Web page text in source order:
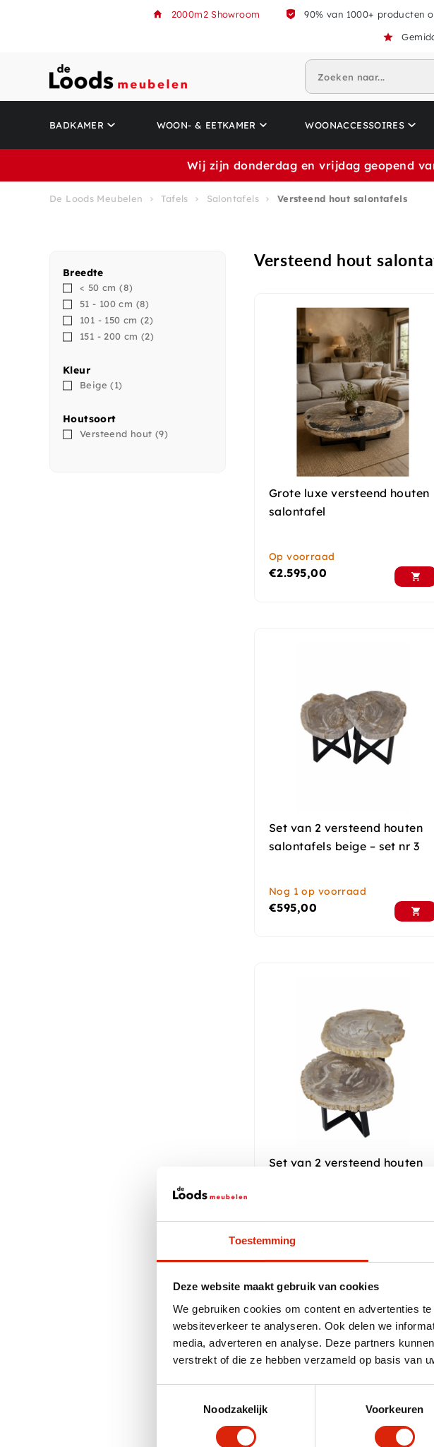
Toestemming
Deze website maakt gebruik van cookies
We gebruiken cookies om content en advertenties
websiteverkeer te analyseren. Ook delen we
media, adverteren en analyse. Deze partners
verstrekt of die ze hebben verzameld op basis van
Noodzakelijk
Voorkeuren
2000m2 Showroom 90% van 1000+ producten
Zoeken naar...
BADKAMER WOON- & EETKAMER WOONACCESSOIRES
Wij zijn donderdag en vrijdag geopend
De Loods Meubelen Tafels Salontafels Versteend hout salontafels
Breedte
< 50 cm(8)
51 - 100 cm (8)
101 - 150 cm(2)
151 - 200 cm(2)
Kleur
Beige(1)
Houtsoort
Versteend hout (9)
Versteend hout
Grote luxe versteend houten
salontafel
Op voorraad
€2.595,00
Set van 2 versteend houten
salontafels beige – set nr 3
Nog 1 op voorraad
€595,00
Set van 2 versteend houten
Nog 1 op voorraad
€850,00